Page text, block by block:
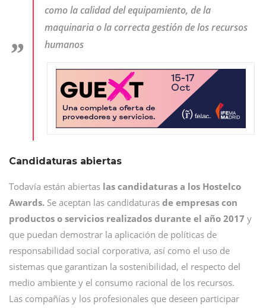
como la calidad del equipamiento, de la
maquinaria o la correcta gestión de los recursos
humanos
Candidaturas abiertas
Todavía están abiertas las candidaturas a los Hostelco
Awards. Se aceptan las candidaturas de empresas con
productos o servicios realizados durante el año 2017 y
que puedan demostrar la aplicación de políticas de
responsabilidad social corporativa, así como el uso de
sistemas que garantizan la sostenibilidad, el respecto del
medio ambiente y el consumo racional de los recursos.
Las compañías y los profesionales que deseen participar